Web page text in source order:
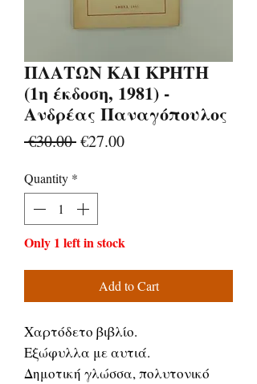
ΠΛΑΤΩΝ ΚΑΙ ΚΡΗΤΗ
(1η έκδοση, 1981) -
Ανδρέας Παναγόπουλος
€30.00 Regular
€27.00Sale
Quantity *
Only 1 left in stock
Add to Cart
Χαρτόδετο βιβλίο.
Εξώφυλλα με αυτιά.
Δημοτική γλώσσα, πολυτονικό